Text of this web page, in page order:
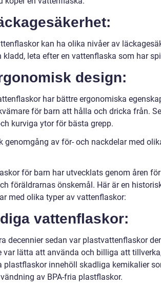
kan ha olika nivåer av
kladd, leta efter en vattenflaska som har
design:
har bättre ergonomiska
för barn att hålla och dricka från.
kurviga ytor för bästa grepp.
genomgång av för- och nackdelar med
för barn har utvecklats genom åren
föräldrarnas önskemål. Här är en
med olika typer av vattenflaskor:
vattenflaskor:
decennier sedan var plastvattenflaskor
var lätta att använda och billiga att
plastflaskor innehöll skadliga kemikalier
av BPA-fria plastflaskor.